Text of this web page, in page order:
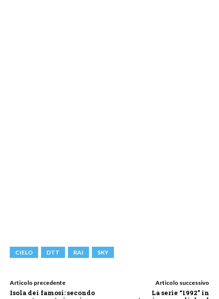
CIELO DTT RAI SKY
Articolo precedente
Isola dei famosi: secondo
Articolo successivo
La serie “1992” in